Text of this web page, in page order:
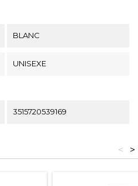
BLANC
UNISEXE
3515720539169
>
<